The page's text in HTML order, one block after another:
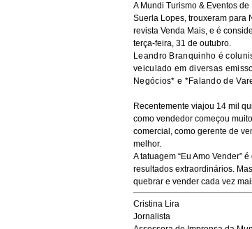
A Mundi Turismo & Eventos
Suerla Lopes, trouxeram para
revista Venda Mais, e é
terça-feira, 31 de outubro.
Leandro Branquinho é
veiculado em diversas
Negócios* e *Falando de
Recentemente viajou 14 mil
como vendedor começou
comercial, como gerente de
melhor.
A tatuagem “Eu Amo Vender”
resultados extraordinários.
quebrar e vender cada vez
Cristina Lira
Jornalista